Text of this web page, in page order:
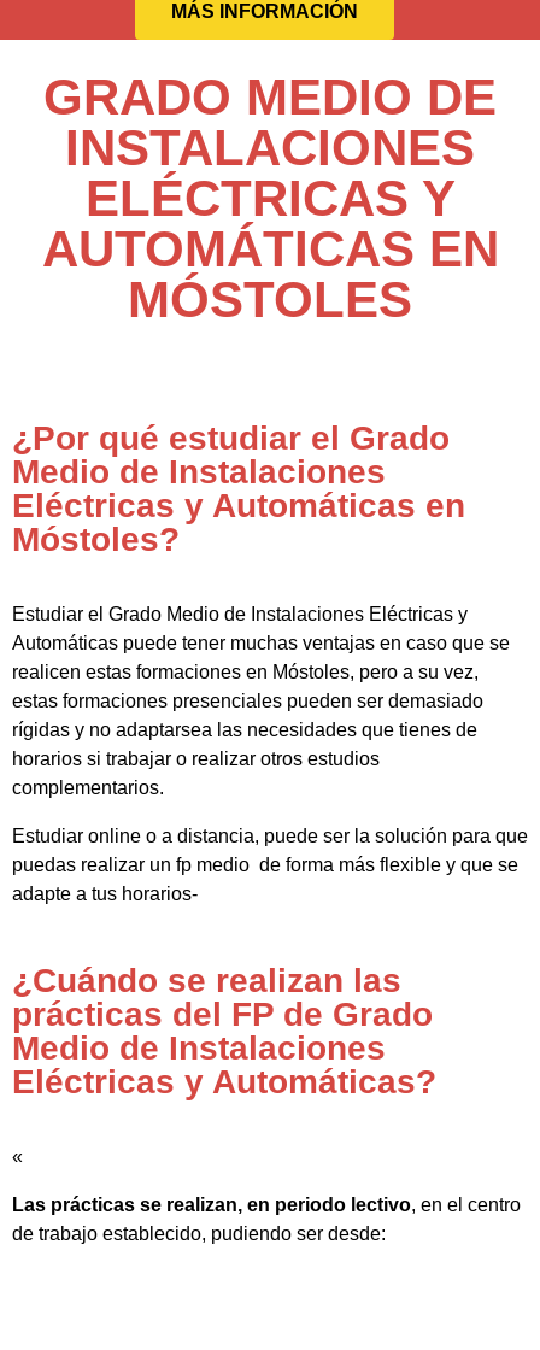
MÁS INFORMACIÓN
GRADO MEDIO DE
INSTALACIONES
ELÉCTRICAS Y
AUTOMÁTICAS EN
MÓSTOLES
¿Por qué estudiar el Grado
Medio de Instalaciones
Eléctricas y Automáticas en
Móstoles?
Estudiar el Grado Medio de Instalaciones Eléctricas y
Automáticas puede tener muchas ventajas en caso que se
realicen estas formaciones en Móstoles, pero a su vez,
estas formaciones presenciales pueden ser demasiado
rígidas y no adaptarsea las necesidades que tienes de
horarios si trabajar o realizar otros estudios
complementarios.
Estudiar online o a distancia, puede ser la solución para que
puedas realizar un fp medio de forma más flexible y que se
adapte a tus horarios-
¿Cuándo se realizan las
prácticas del FP de Grado
Medio de Instalaciones
Eléctricas y Automáticas?
«
Las prácticas se realizan, en periodo lectivo, en el centro
de trabajo establecido, pudiendo ser desde: